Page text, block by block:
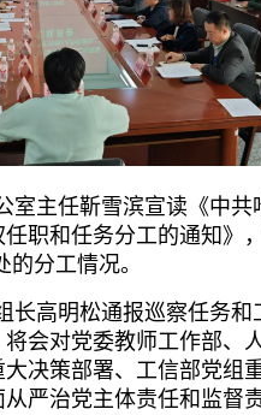
室主任靳雪滨宣读《中
职和任务分工的通知》
分工情况。
长高明松通报巡察任务
会对党委教师工作部、
决策部署、工信部党组
从严治党主体责任和监督